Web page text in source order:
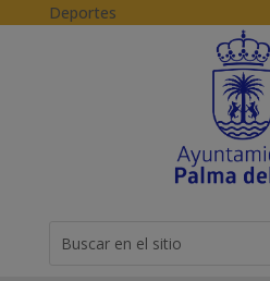
Skip to content
Deportes
for...